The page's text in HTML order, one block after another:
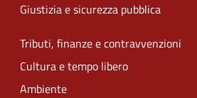
Giustizia e sicurezza pubblica
Tributi, finanze e contravvenzioni
Cultura e tempo libero
Ambiente